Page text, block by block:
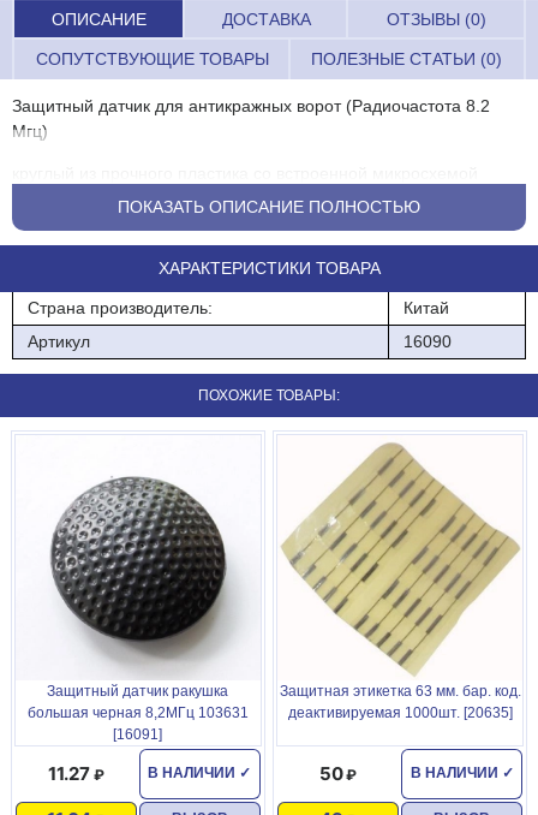
ОПИСАНИЕ ДОСТАВКА ОТЗЫВЫ (0)
СОПУТСТВУЮЩИЕ ТОВАРЫ ПОЛЕЗНЫЕ СТАТЬИ (0)
Защитный датчик для антикражных ворот (Радиочастота 8.2
Мгц)
Защитный датчик для антикражных ворот (Радиочастота 8.2
Мгц)
ПОКАЗАТЬ ОПИСАНИЕ ПОЛНОСТЬЮ
ХАРАКТЕРИСТИКИ ТОВАРА
Страна производитель:
Китай
Артикул
16090
ПОХОЖИЕ ТОВАРЫ:
Защитный датчик ракушка
большая черная 8,2МГц 103631
[16091]
В НАЛИЧИИ ✓
11.27
Защитная этикетка 63 мм. бар. код.
деактивируемая 1000шт. [20635]
В НАЛИЧИИ ✓
50